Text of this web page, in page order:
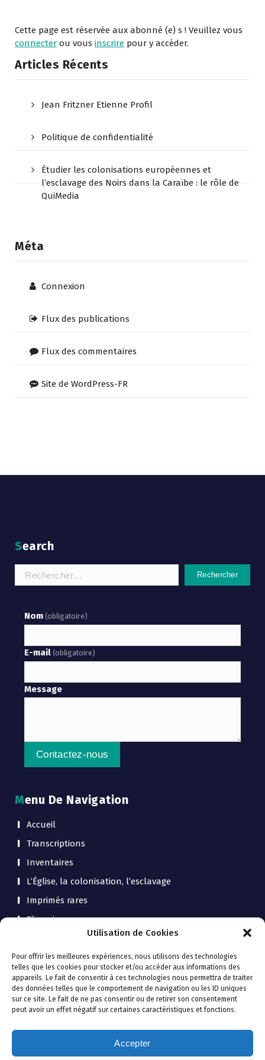
Utilisation de Cookies
Pour offrir les meilleures expériences, nous utilisons des technologies
telles que les cookies pour stocker et/ou accéder aux informations des
appareils. Le fait de consentir à ces technologies nous permettra de traiter
des données telles que le comportement de navigation ou les ID uniques
sur ce site. Le fait de ne pas consentir ou de retirer son consentement
peut avoir un effet négatif sur certaines caractéristiques et fonctions.
Accepter
Cette page est réservée aux abonné (e) s ! Veuillez vous
connecter ou vous inscrire pour y accéder.
Articles Récents
Jean Fritzner Etienne Profil
Politique de confidentialité
Étudier les colonisations européennes et
l’esclavage des Noirs dans la Caraïbe : le rôle de
QuiMedia
Méta
Connexion
Flux des publications
Flux des commentaires
Site de WordPress-FR
Search
Rechercher :
Nom (obligatoire)
E-mail (obligatoire)
Message
Contactez-nous
Menu De Navigation
Accueil
Transcriptions
Inventaires
L’Église, la colonisation, l’esclavage
Imprimés rares
S’inscrire
QuiMedia Asso
Politique de confidentialité - Mentions